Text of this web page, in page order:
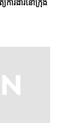
ារងារនៅក្រុង